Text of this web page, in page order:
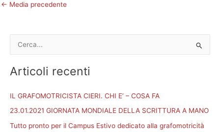
← Media precedente
r
a
:
Articoli recenti
IL GRAFOMOTRICISTA CIERI. CHI E’ – COSA FA
23.01.2021 GIORNATA MONDIALE DELLA SCRITTURA A MANO
Tutto pronto per il Campus Estivo dedicato alla grafomotricità